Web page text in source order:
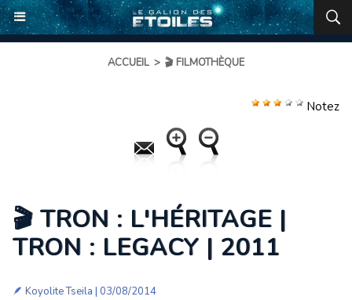
ACCUEIL > 🎬 FILMOTHÈQUE
Notez
🎬 TRON : L'HÉRITAGE |
TRON : LEGACY | 2011
🪶 Koyolite Tseila | 03/08/2014